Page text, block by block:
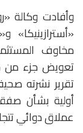
وأفادت وكالة
مخاوف
تقرير نشرته
أولية بشأن
عملاق دوائي تتجاوز